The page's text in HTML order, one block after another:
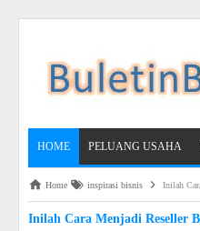
HOME PELUANG USAHA
Home inspirasi bisnis Inilah
Inilah Cara Menjadi Reseller